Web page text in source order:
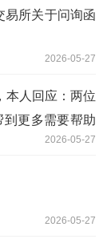
易所关于问询函
2026-05-27
本人回应：两位
更多需要帮助
2026-05-27
2026-05-27